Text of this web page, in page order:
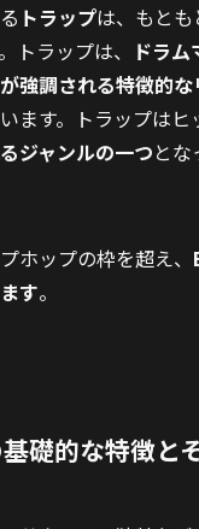
トラップは、もとも
トラップは、 ドラム
強調される特徴的な
ます。トラップはヒ
ジャンルの一つとな
ホップの枠を超え、
す。
礎的な特徴と